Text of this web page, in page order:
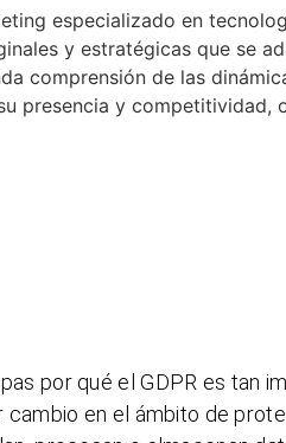
especializado en
y estratégicas que se
comprensión de las
presencia y
por qué el GDPR es tan
cambio en el ámbito de